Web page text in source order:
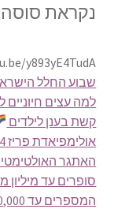
נקראת
y893yE4TudA
שבוע החלל הישראלי 2026: המדריך
למה עצים
קשת בענן לילדים
האתגר
סופרים עד
המספרים עד 1,000,000